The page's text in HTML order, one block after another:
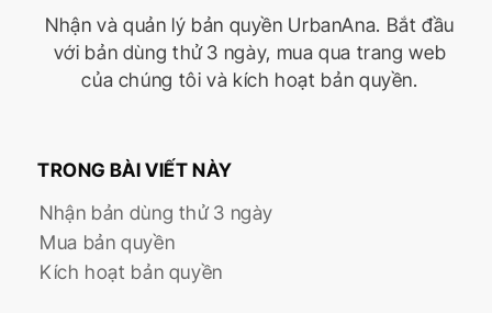
Nhận và quản lý bản quyền UrbanAna. Bắt đầu
với bản dùng thử 3 ngày, mua qua trang web
của chúng tôi và kích hoạt bản quyền.
TRONG BÀI VIẾT NÀY
Nhận bản dùng thử 3 ngày
Mua bản quyền
Kích hoạt bản quyền